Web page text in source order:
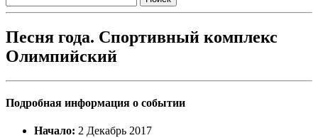
Песня года. Спортивный комплекс
Олимпийский
Подробная информация о событии
Начало: 2 Декабрь 2017